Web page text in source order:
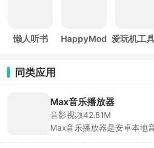
懒人听书 HappyMod 爱玩机工
同类应用
Max音乐播放器
音影视频42.81M
Max音乐播放器是安卓本地